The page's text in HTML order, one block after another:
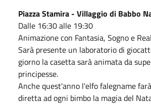
Piazza Stamira - Villaggio di Babbo
Dalle 16:30 alle 19:30
Animazione con Fantasia, Sogno e
Sarà presente un laboratorio di
giorno la casetta sarà animata da
principesse.
Anche quest'anno l'elfo falegname
diretta ad ogni bimbo la magia del